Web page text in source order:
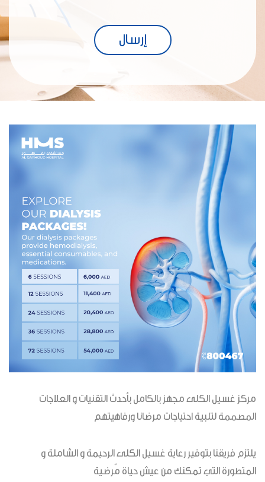
مركز غسيل الكلى مجهز بالكامل بأحدث التقنيات و العلاجات
المصممة لتلبية احتياجات مرضانا ورفاهيتهم
يلتزم فريقنا بتوفير رعاية غسيل الكلى الرحيمة و الشاملة و
المتطورة التي تمكنك من عيش حياة مُرضية